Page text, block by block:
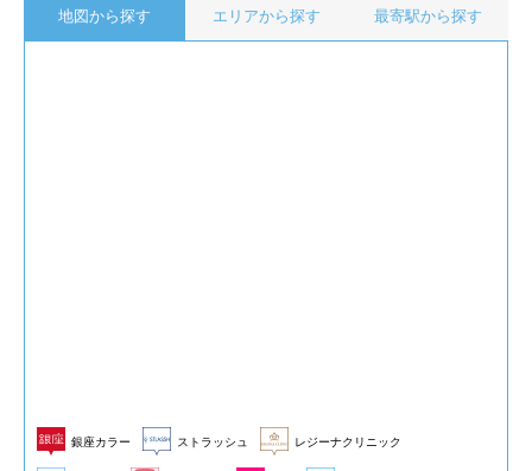
地図から探す エリアから探す 最寄駅から探す
銀座カラー ストラッシュ レジーナクリニック